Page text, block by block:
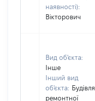
наявності):
Вікторович
Вид об'єкта:
Інше
Інший вид
об'єкта: Будівля
ремонтної